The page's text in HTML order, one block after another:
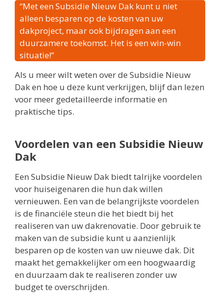
“Met een Subsidie Nieuw Dak kunt u niet
alleen besparen op de kosten van uw
dakproject, maar ook bijdragen aan een
duurzamere toekomst. Het is een win-win
situatie!”
Als u meer wilt weten over de Subsidie Nieuw
Dak en hoe u deze kunt verkrijgen, blijf dan lezen
voor meer gedetailleerde informatie en
praktische tips.
Voordelen van een Subsidie Nieuw
Dak
Een Subsidie Nieuw Dak biedt talrijke voordelen
voor huiseigenaren die hun dak willen
vernieuwen. Een van de belangrijkste voordelen
is de financiële steun die het biedt bij het
realiseren van uw dakrenovatie. Door gebruik te
maken van de subsidie kunt u aanzienlijk
besparen op de kosten van uw nieuwe dak. Dit
maakt het gemakkelijker om een hoogwaardig
en duurzaam dak te realiseren zonder uw
budget te overschrijden.